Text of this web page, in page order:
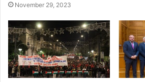
November 29, 2023